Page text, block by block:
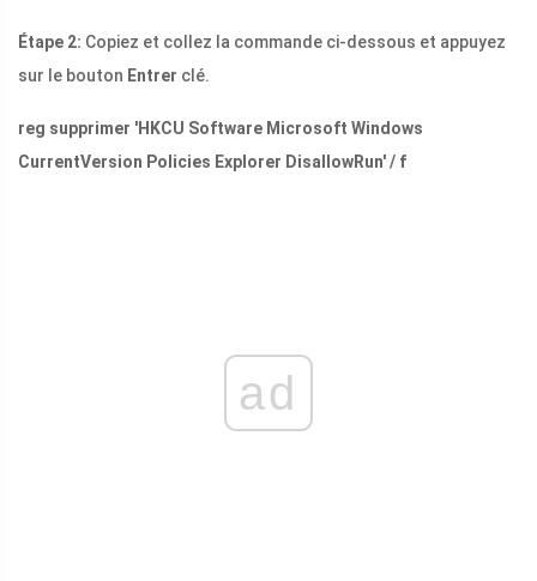
Étape 2: Copiez et collez la commande ci-dessous et appuyez
sur le bouton Entrer clé.
reg supprimer 'HKCU Software Microsoft Windows
CurrentVersion Policies Explorer DisallowRun' / f
ad